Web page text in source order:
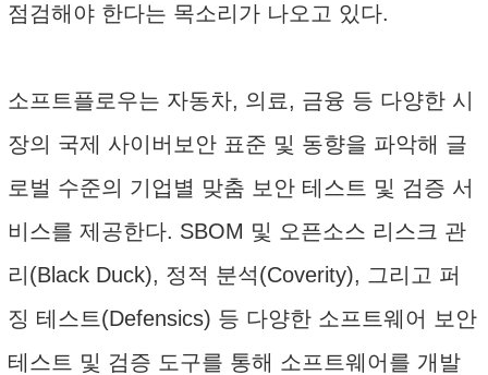
점검해야 한다는 목소리가 나오고 있다.
소프트플로우는 자동차, 의료, 금융 등 다양한 시
장의 국제 사이버보안 표준 및 동향을 파악해 글
로벌 수준의 기업별 맞춤 보안 테스트 및 검증 서
비스를 제공한다. SBOM 및 오픈소스 리스크 관
리(Black Duck), 정적 분석(Coverity), 그리고 퍼
징 테스트(Defensics) 등 다양한 소프트웨어 보안
테스트 및 검증 도구를 통해 소프트웨어를 개발